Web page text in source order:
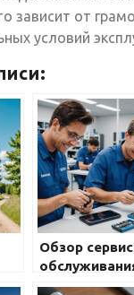
зависит от
условий
Обзор
гарантийных